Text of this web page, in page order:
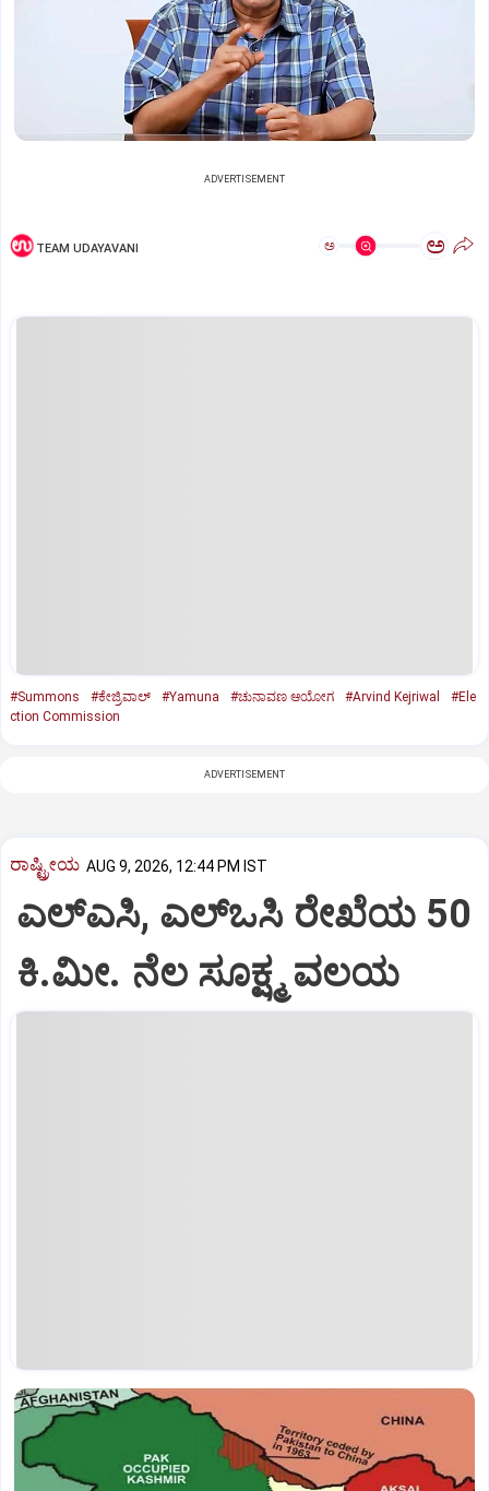
ADVERTISEMENT
TEAM UDAYAVANI ಅ ಅ
#Summons #ಕೇಜ್ರಿವಾಲ್‌ #Yamuna #ಚುನಾವಣ ಆಯೋಗ #Arvind Kejriwal
#Ele
ction Commission
ADVERTISEMENT
ರಾಷ್ಟ್ರೀಯ AUG 9, 2026, 12:44 PM IST
ಎಲ್‌ಎಸಿ, ಎಲ್‌ಒಸಿ ರೇಖೆಯ 50
ಕಿ.ಮೀ. ನೆಲ ಸೂಕ್ಷ್ಮ ವಲಯ